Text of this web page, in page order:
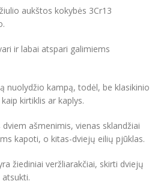
aukštos kokybės 3Cr13
ir labai atspari galimiems
nuolydžio kampą, todėl, be klasikinio
kirtiklis ar kaplys.
ašmenimis, vienas sklandžiai
kapoti, o kitas-dviejų eilių pjūklas.
žiediniai veržliarakčiai, skirti dviejų